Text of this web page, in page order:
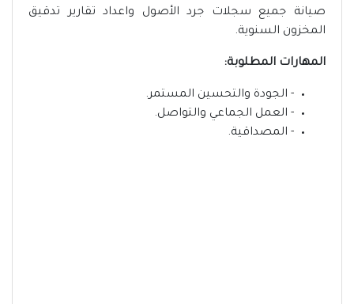
صيانة جميع سجلات جرد الأصول واعداد تقارير تدقيق
المخزون السنوية.
المهارات المطلوبة:
- الجودة والتحسين المستمر.
- العمل الجماعي والتواصل.
- المصداقية.